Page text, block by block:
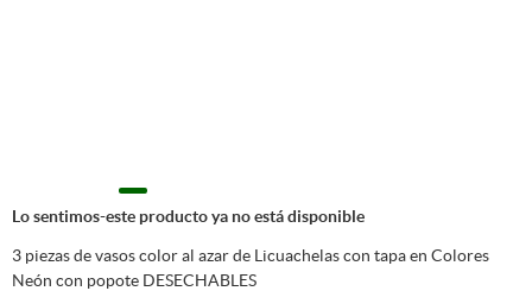
Lo sentimos-este producto ya no está disponible
3 piezas de vasos color al azar de Licuachelas con tapa en Colores
Neón con popote DESECHABLES